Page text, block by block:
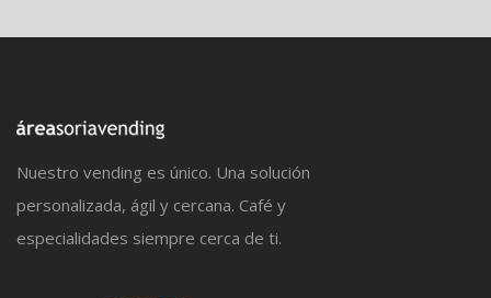
Nuestro vending es único. Una solución
personalizada, ágil y cercana. Café y
especialidades siempre cerca de ti.